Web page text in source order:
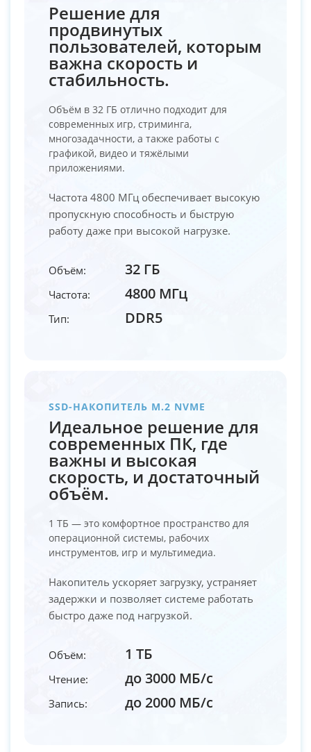
Решение для
продвинутых
пользователей, которым
важна скорость и
стабильность.
Объём в 32 ГБ отлично подходит для
современных игр, стриминга,
многозадачности, а также работы с
графикой, видео и тяжёлыми
приложениями.
Частота 4800 МГц обеспечивает высокую
пропускную способность и быструю
работу даже при высокой нагрузке.
Объём: 32 ГБ
Частота: 4800 МГц
Тип: DDR5
SSD-НАКОПИТЕЛЬ M.2 NVME
Идеальное решение для
современных ПК, где
важны и высокая
скорость, и достаточный
объём.
1 ТБ — это комфортное пространство для
операционной системы, рабочих
инструментов, игр и мультимедиа.
Накопитель ускоряет загрузку, устраняет
задержки и позволяет системе работать
быстро даже под нагрузкой.
Объём: 1 ТБ
Чтение: до 3000 МБ/с
Запись: до 2000 МБ/с